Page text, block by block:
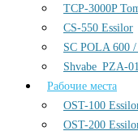
TCP-3000P
CS-550 Essilor
SC POLA 600
Shvabe_PZA-01
Рабочие места
OST-100
OST-200